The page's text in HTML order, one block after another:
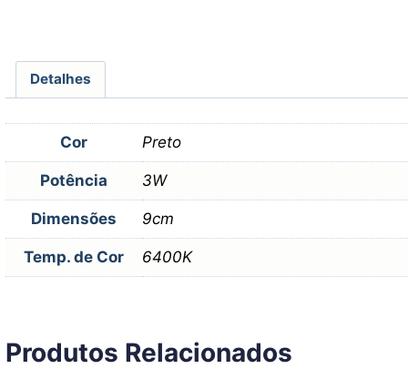
Detalhes
Cor Preto
Potência 3W
Dimensões 9cm
Temp. de Cor 6400K
Produtos Relacionados